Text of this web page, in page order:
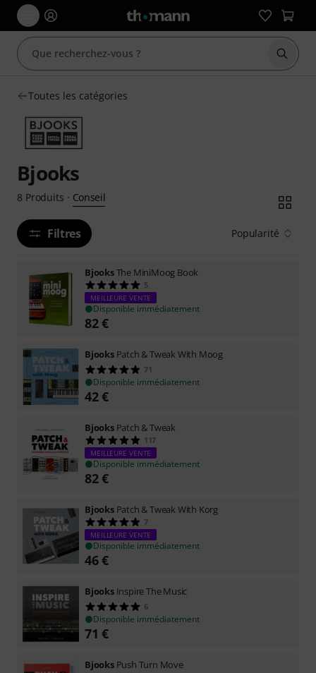
Toutes les catégories
Bjooks
8 Produits · Conseil
Filtres Popularité
BjooksThe MiniMoog Book
5
MEILLEURE VENTE
Disponible immédiatement
82€
Bjooks Patch & Tweak With Moog
71
Disponible immédiatement
42€
Bjooks Patch & Tweak
117
MEILLEURE VENTE
Disponible immédiatement
82€
Bjooks Patch & Tweak With Korg
7
MEILLEURE VENTE
Disponible immédiatement
46€
Bjooks Inspire The Music
6
Disponible immédiatement
71 €
Bjooks Push Turn Move